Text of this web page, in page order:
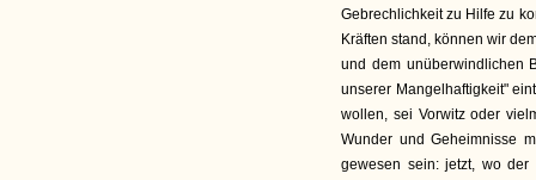
Gebrechlichkeit zu Hilfe zu
Kräften stand, können wir
und dem unüberwindlichen
unserer Mangelhaftigkeit"
wollen, sei Vorwitz oder
Wunder und Geheimnisse
gewesen sein: jetzt, wo